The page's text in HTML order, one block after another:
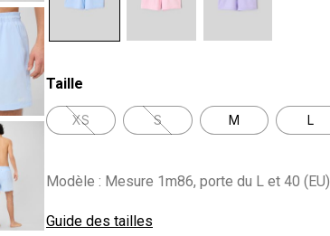
Taille
XS S M L
Modèle : Mesure 1m86, porte du L et 40 (EU)
Guide des tailles